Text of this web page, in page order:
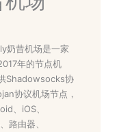
奶昔机场是一家
年的节点机
Shadowsocks协
协议机场节点，
、iOS、
路由器、